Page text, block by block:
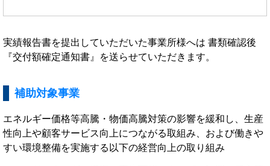
実績報告書を提出していただいた事業所様へは 書類確認後
『交付額確定通知書』を送らせていただきます。
補助対象事業
エネルギー価格等高騰・物価高騰対策の影響を緩和し、生産
性向上や顧客サービス向上につながる取組み、および働きや
すい環境整備を実施する以下の経営向上の取り組み